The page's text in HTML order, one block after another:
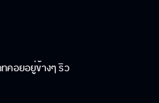
คอยอยู่ข้างๆ ริว